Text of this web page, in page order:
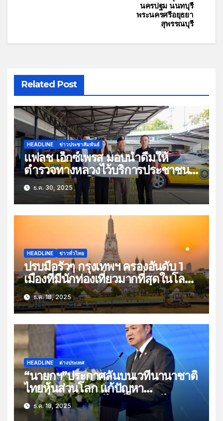
นครปฐม นนทบุรี
พระนครศรีอยุธยา
สุพรรณบุรี
Related Post
HEADLINE ข่าวประชาสัมพันธ์
แฟลช เอ็กซ์เพรส มอบน้ำดื่มให้
ตำรวจทางหลวงไว้บริการประชาชน
ช่วงเทศกาลปีใหม่
ธ.ค. 30, 2025
HEADLINE ข่าวทั่วไทย
ปรบมือรัวๆ กรุงเทพฯ ครองอันดับ 1
เมืองที่มีนักท่องเที่ยวมากที่สุดในโลก
ปี 2568 กว่า 30.3 ล้านคน
ธ.ค. 18, 2025
HEADLINE ต่างประเทศ
“นายกฯ”ประกาศลั่นบนเวทีนานาชาติ
ไทยหุ้นส่วนโลก แก้ปัญหา
อาชญากรรมออนไลน์ กัมพูชาไม่เข้า
ร่วมประชุม
ธ.ค. 18, 2025